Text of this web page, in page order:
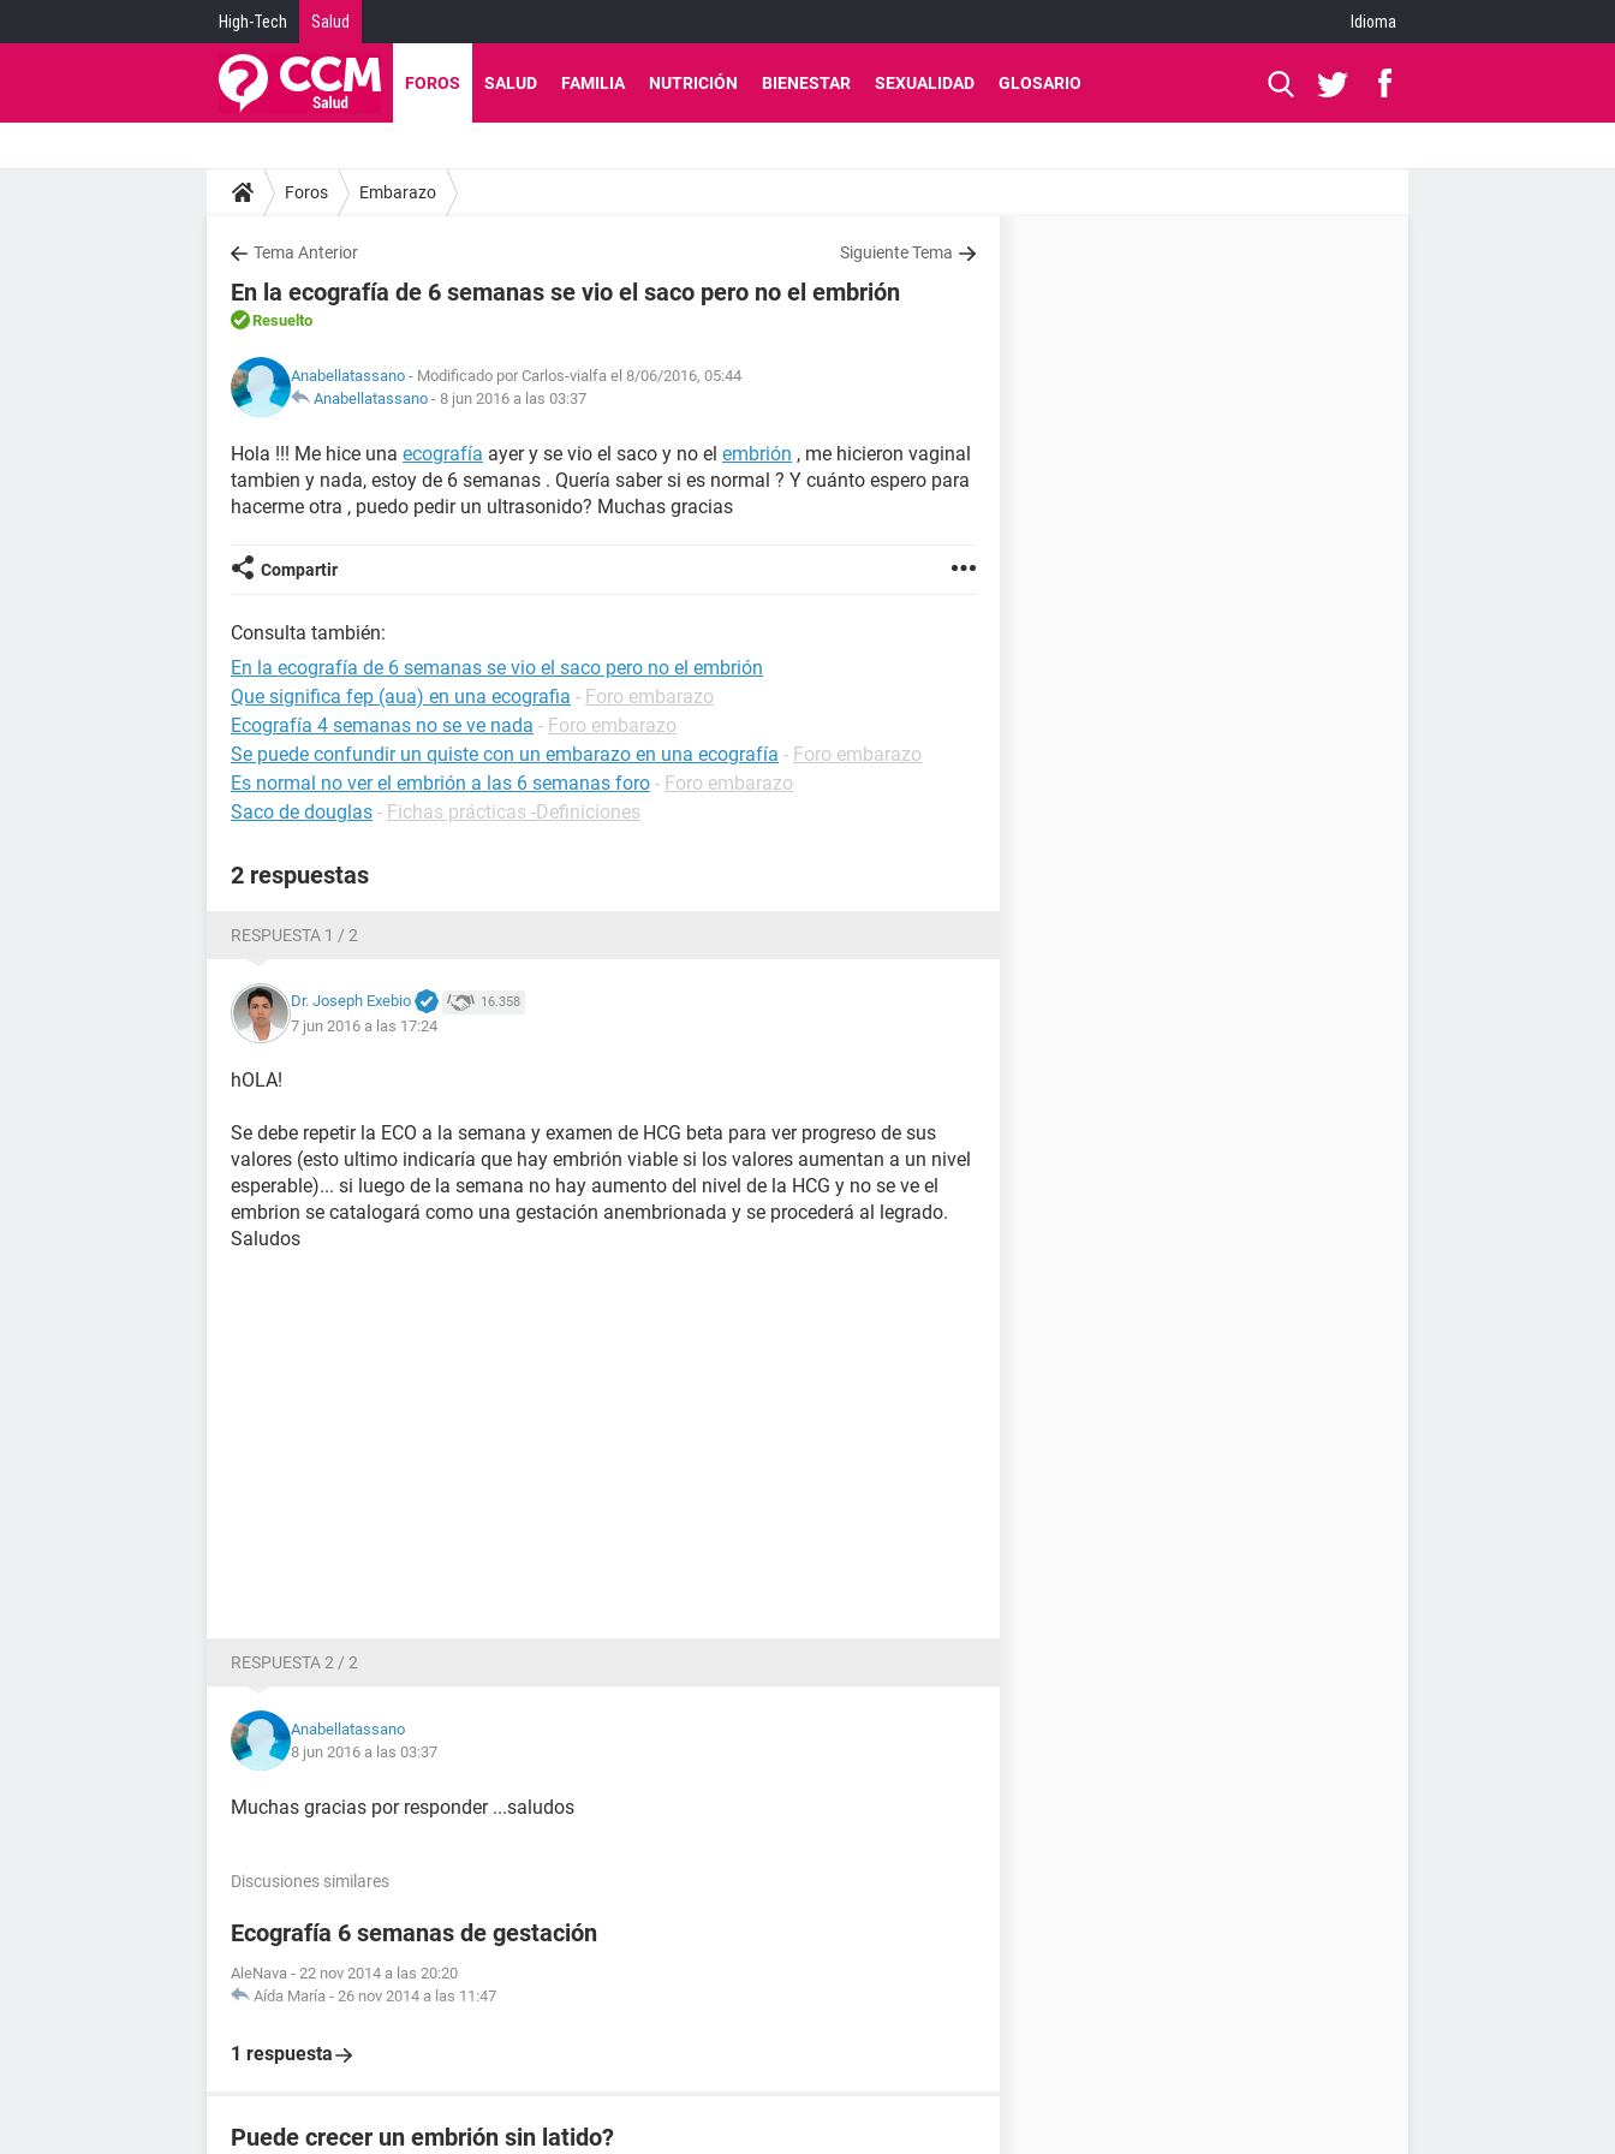
High-Tech Salud Idioma
FOROS SALUD FAMILIA NUTRICIÓN BIENESTAR SEXUALIDAD GLOSARIO
Foros Embarazo
Tema Anterior Siguiente Tema
En la ecografía de 6 semanas se vio el saco pero no el embrión
Resuelto
Anabellatassano - Modificado por Carlos-vialfa el 8/06/2016, 05:44
Anabellatassano - 8 jun 2016 a las 03:37
Hola !!! Me hice una ecografía ayer y se vio el saco y no el embrión , me hicieron vaginal
tambien y nada, estoy de 6 semanas . Quería saber si es normal ? Y cuánto espero para
hacerme otra , puedo pedir un ultrasonido? Muchas gracias
Compartir
Consulta también:
En la ecografía de 6 semanas se vio el saco pero no el embrión
Que significa fep (aua) en una ecografia - Foro embarazo
Ecografía 4 semanas no se ve nada - Foro embarazo
Se puede confundir un quiste con un embarazo en una ecografía - Foro embarazo
Es normal no ver el embrión a las 6 semanas foro - Foro embarazo
Saco de douglas - Fichas prácticas -Definiciones
2 respuestas
RESPUESTA 1 / 2
Dr. Joseph Exebio 16.358
7 jun 2016 a las 17:24
hOLA!
Se debe repetir la ECO a la semana y examen de HCG beta para ver progreso de sus
valores (esto ultimo indicaría que hay embrión viable si los valores aumentan a un nivel
esperable)... si luego de la semana no hay aumento del nivel de la HCG y no se ve el
embrion se catalogará como una gestación anembrionada y se procederá al legrado.
Saludos
RESPUESTA 2 / 2
Anabellatassano
8 jun 2016 a las 03:37
Muchas gracias por responder ...saludos
Discusiones similares
Ecografía 6 semanas de gestación
AleNava - 22 nov 2014 a las 20:20
Aída María - 26 nov 2014 a las 11:47
1 respuesta
Puede crecer un embrión sin latido?